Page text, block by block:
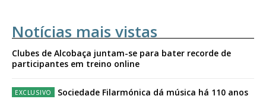
Notícias mais vistas
Clubes de Alcobaça juntam-se para bater recorde de
participantes em treino online
Sociedade Filarmónica dá música há 110 anos